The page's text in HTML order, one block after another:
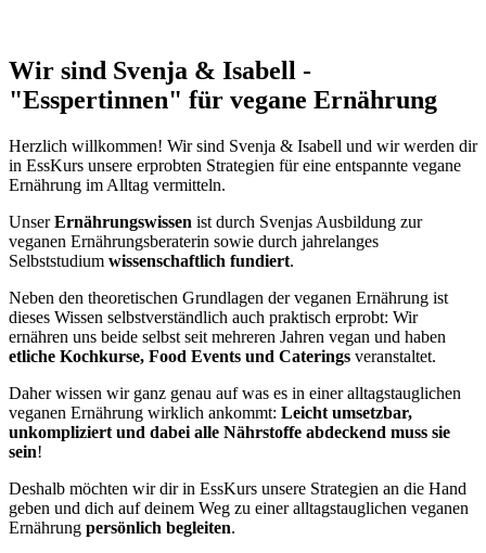
Wir sind Svenja & Isabell -
"Esspertinnen" für vegane Ernährung
Herzlich willkommen! Wir sind Svenja & Isabell und wir werden dir
in EssKurs unsere erprobten Strategien für eine entspannte vegane
Ernährung im Alltag vermitteln.
UnserErnährungswissen ist durch Svenjas Ausbildung zur
veganen Ernährungsberaterin sowie durch jahrelanges
Selbststudium wissenschaftlich fundiert.
Neben den theoretischen Grundlagen der veganen Ernährung ist
dieses Wissen selbstverständlich auch praktisch erprobt: Wir
ernähren uns beide selbst seit mehreren Jahren vegan und haben
etliche Kochkurse, Food Events und Caterings veranstaltet.
Daher wissen wir ganz genau auf was es in einer alltagstauglichen
veganen Ernährung wirklich ankommt: Leicht umsetzbar,
unkompliziert und dabei alle Nährstoffe abdeckend muss sie
sein!
Deshalb möchten wir dir in EssKurs unsere Strategien an die Hand
geben und dich auf deinem Weg zu einer alltagstauglichen veganen
Ernährung persönlich begleiten.